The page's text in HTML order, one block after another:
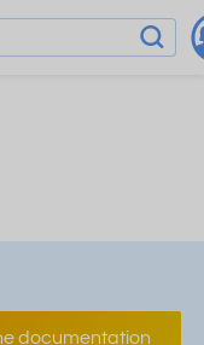
documentation